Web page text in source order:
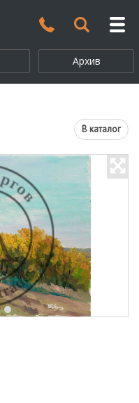
Архив
В каталог